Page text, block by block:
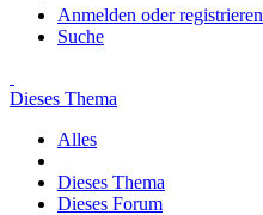
Anmelden oder registrieren
Suche
Dieses Thema
Alles
Dieses Thema
Dieses Forum